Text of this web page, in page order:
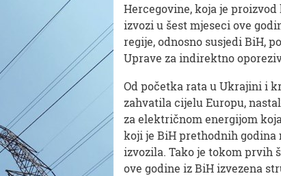
Hercegovine, koja je proizvod
izvozi u šest mjeseci ove
regije, odnosno susjedi BiH,
Uprave za indirektno
Od početka rata u Ukrajini i
zahvatila cijelu Europu,
za električnom energijom
koji je BiH prethodnih godina
izvozila. Tako je tokom prvih
ove godine iz BiH izvezena